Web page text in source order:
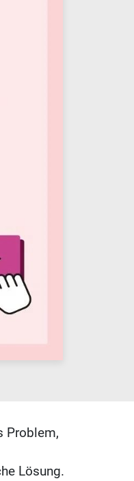
Problem,
Lösung.